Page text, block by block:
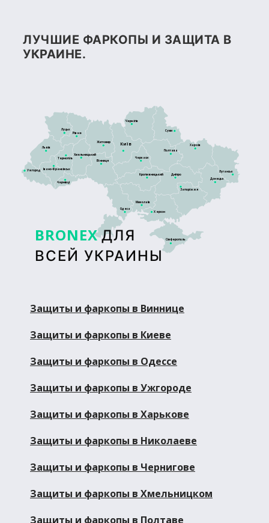
ЛУЧШИЕ ФАРКОПЫ И ЗАЩИТА В
УКРАИНЕ.
BRONEX ДЛЯ
ВСЕЙ УКРАИНЫ
Сімферополь
Луцьк
Київ
Житомир
Тернопіль
Рівне
Львів
Дніпро
Кропивницький
Харків
Полтава
Черкаси
Суми
Чернігів
Запоріжжя
Херсон
Донецьк
Луганськ
Ужгород
Чернівці
Вінниця
Хмельницький
Івано-Франківськ
Миколаїв
Одеса
Защиты и фаркопы в Виннице
Защиты и фаркопы в Киеве
Защиты и фаркопы в Одессе
Защиты и фаркопы в Ужгороде
Защиты и фаркопы в Харькове
Защиты и фаркопы в Николаеве
Защиты и фаркопы в Чернигове
Защиты и фаркопы в Хмельницком
Защиты и фаркопы в Полтаве